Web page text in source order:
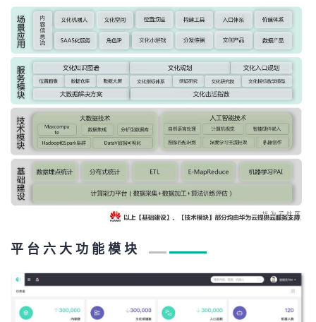
证实
验
的
收
持
建
议
平 台 六 大 功 能 模 块